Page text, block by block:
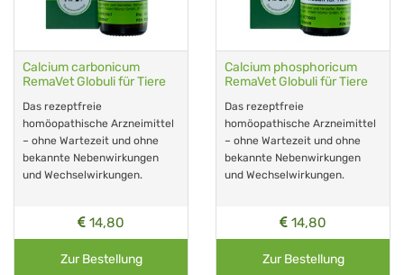
Calcium carbonicum
RemaVet Globuli für Tiere
Das rezeptfreie
homöopathische Arzneimittel
– ohne Wartezeit und ohne
bekannte Nebenwirkungen
und Wechselwirkungen.
14,80
Zur Bestellung
Calcium phosphoricum
RemaVet Globuli für Tiere
Das rezeptfreie
homöopathische Arzneimittel
– ohne Wartezeit und ohne
bekannte Nebenwirkungen
und Wechselwirkungen.
14,80
Zur Bestellung